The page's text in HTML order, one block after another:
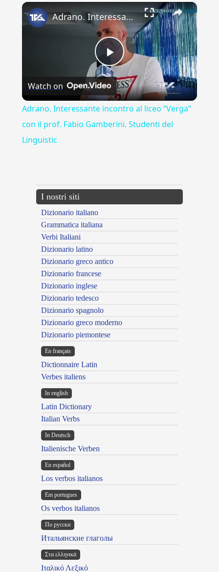
×
Play
Video
Adrano. Interessante incontro al liceo “Verga” con il prof. Fabio Gamberini. Studenti del Linguistic
Watch on
Adrano. Interessante incontro al liceo “Verga”
con il prof. Fabio Gamberini. Studenti del
Linguistic
I nostri siti
Dizionario italiano
Grammatica italiana
Verbi Italiani
Dizionario latino
Dizionario greco antico
Dizionario francese
Dizionario inglese
Dizionario tedesco
Dizionario spagnolo
Dizionario greco moderno
Dizionario piemontese
En français
Dictionnaire Latin
Verbes italiens
In english
Latin Dictionary
Italian Verbs
In Deutsch
Italienische Verben
En español
Los verbos italianos
Em portugues
Os verbos italianos
По русски
Итальянские глаголы
Στα ελληνικά
Ιταλικό Λεξικό